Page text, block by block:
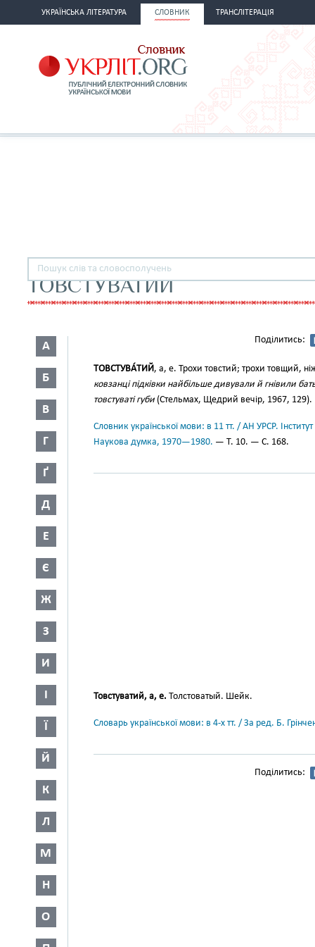
УКРАЇНСЬКА ЛІТЕРАТУРА СЛОВНИК ТРАНСЛІТЕРАЦІЯ
ТОВСТУВАТИЙ
А
Б
В
Г
Ґ
Д
Е
Є
Ж
З
И
І
Ї
Й
К
Л
М
Н
О
Поділитись:
ТОВСТУВА́ТИЙ, а, е. Трохи товстий; трохи товщий,
ковзанці підківки найбільше дивували й гнівили
товстуваті губи (Стельмах, Щедрий вечір, 1967, 129).
Словник української мови: в 11 тт. / АН УРСР.
Наукова думка, 1970—1980. — Т. 10. — С. 168.
Товстуватий, а, е. Толстоватый. Шейк.
Словарь української мови: в 4-х тт. / За ред. Б.
Поділитись: